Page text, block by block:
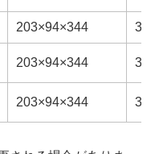
203×94×344 3.3
203×94×344 3.3
203×94×344 3.3